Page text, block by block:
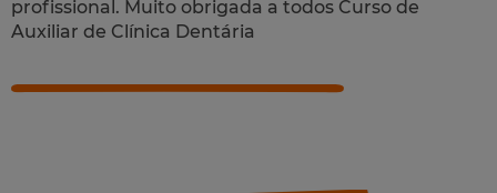
profissional. Muito obrigada a todos Curso de
Auxiliar de Clínica Dentária